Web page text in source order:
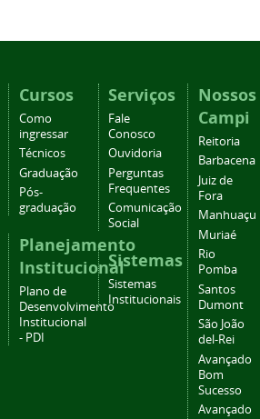
Cursos
Como
ingressar
Técnicos
Graduação
Pós-
graduação
Planejamento
Institucional
Plano de
Desenvolvimento
Institucional
- PDI
Serviços
Fale
Conosco
Ouvidoria
Perguntas
Frequentes
Comunicação
Social
Sistemas
Sistemas
Institucionais
Nossos
Campi
Reitoria
Barbacena
Juiz de
Fora
Manhuaçu
Muriaé
Rio
Pomba
Santos
Dumont
São João
del-Rei
Avançado
Bom
Sucesso
Avançado